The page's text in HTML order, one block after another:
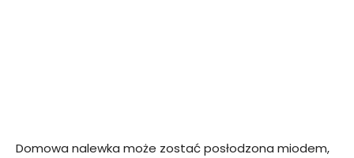
Domowa nalewka może zostać posłodzona miodem,